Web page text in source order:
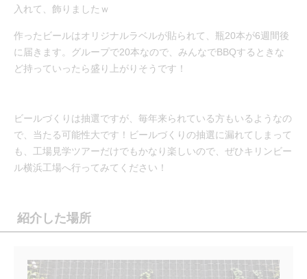
入れて、飾りましたｗ
作ったビールはオリジナルラベルが貼られて、瓶20本が6週間後
に届きます。グループで20本なので、みんなでBBQするときな
ど持っていったら盛り上がりそうです！
ビールづくりは抽選ですが、毎年来られている方もいるようなの
で、当たる可能性大です！ビールづくりの抽選に漏れてしまって
も、工場見学ツアーだけでもかなり楽しいので、ぜひキリンビー
ル横浜工場へ行ってみてください！
紹介した場所